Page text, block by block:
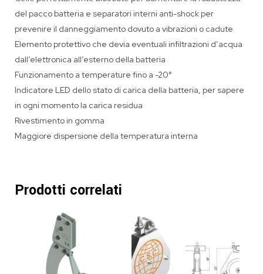
del pacco batteria e separatori interni anti-shock per
prevenire il danneggiamento dovuto a vibrazioni o cadute
Elemento protettivo che devia eventuali infiltrazioni d’acqua
dall’elettronica all’esterno della batteria
Funzionamento a temperature fino a -20°
Indicatore LED dello stato di carica della batteria, per sapere
in ogni momento la carica residua
Rivestimento in gomma
Maggiore dispersione della temperatura interna
Prodotti correlati